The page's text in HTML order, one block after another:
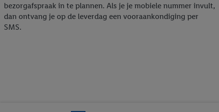
bezorgafspraak in te plannen. Als je je mobiele nummer invult,
dan ontvang je op de leverdag een vooraankondiging per
SMS.